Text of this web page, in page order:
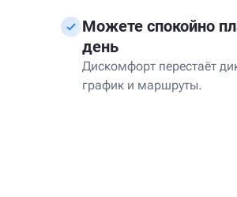
Можете спокойно
день
Дискомфорт перестаёт
график и маршруты.